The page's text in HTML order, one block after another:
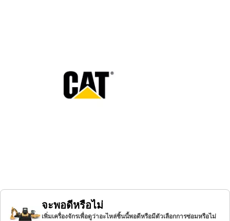
จะพอดีหรือไม่
เพิ่มเครื่องจักรเพื่อดูว่าอะไหล่ชิ้นนี้พอดีหรือมีตัวเลือกการซ่อมหรือไม่